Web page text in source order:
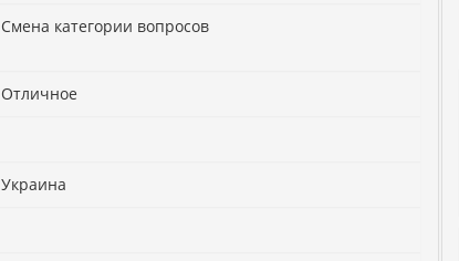
Смена категории вопросов
Отличное
Украина